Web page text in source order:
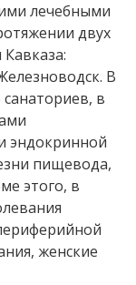
лечебными
двух
В
в
эндокринной
пищевода,
этого, в
женские